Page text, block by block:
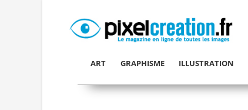
ART GRAPHISME ILLUSTRATION